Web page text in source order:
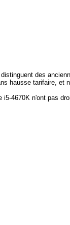
des
hausse tarifaire,
i5-4670K n'ont pas